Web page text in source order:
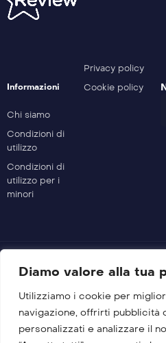
Diamo valore alla tua
Utilizziamo i cookie per
navigazione, offrirti pubblicità
personalizzati e analizzare il
Safe Drive –
Safe Drive –
Informazioni
Chi siamo
Condizioni di
utilizzo
Condizioni di
utilizzo per i
minori
Privacy policy
Cookie policy
© 2026 GMG Media Company
Sede legale: Corso Umberto
Venticano (AV)